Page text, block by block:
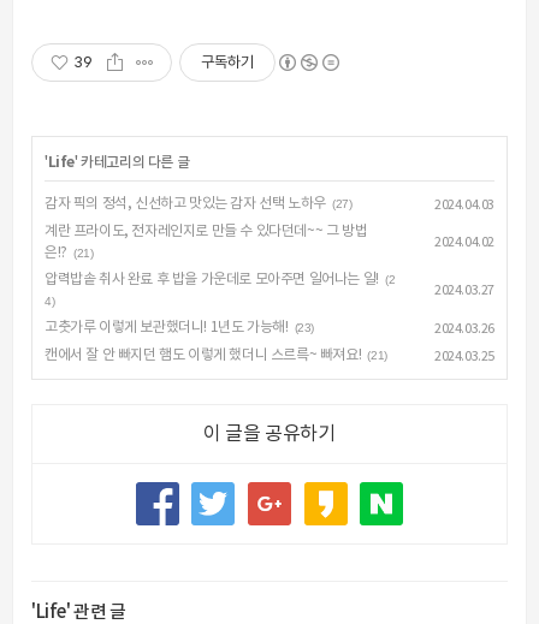
39 구독하기
' Life' 카테고리의 다른 글
감자 픽의 정석, 신선하고 맛있는 감자 선택 노하우 (27)
2024.04.03
계란 프라이도, 전자레인지로 만들 수 있다던데~~ 그 방법
은!? (21)
2024.04.02
압력밥솥 취사 완료 후 밥을 가운데로 모아주면 일어나는 일! (2
4)
2024.03.27
고춧가루 이렇게 보관했더니! 1년도 가능해! (23)
2024.03.26
캔에서 잘 안 빠지던 햄도 이렇게 했더니 스르륵~ 빠져요! (21) 2024.03.25
이 글을 공유하기
'Life' 관련 글